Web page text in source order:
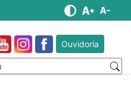
Ouvidoria